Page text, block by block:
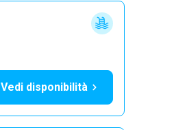
Vedi disponibilità